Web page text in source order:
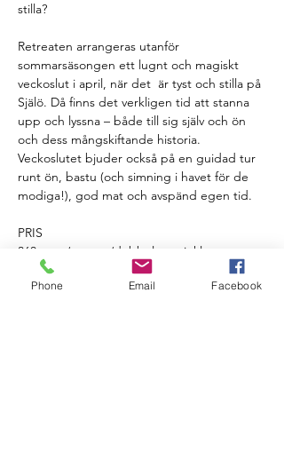
stilla?
Retreaten arrangeras utanför
sommarsäsongen ett lugnt och magiskt
veckoslut i april, när det  är tyst och stilla på
Själö. Då finns det verkligen tid att stanna
upp och lyssna – både till sig själv och ön
och dess mångskiftande historia.
Veckoslutet bjuder också på en guidad tur
runt ön, bastu (och simning i havet för de
modiga!), god mat och avspänd egen tid.
PRIS
360 euro/person/dubbelrum, inkl.
veckoslutets program, inkvartering och
läcker husmanskost. Mot tilläggsavgift
Phone Email Facebook